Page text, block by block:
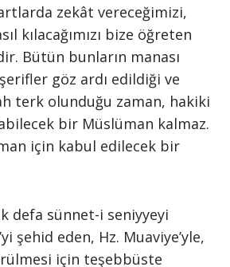
zekât vereceğimizi,
kılacağımızı bize öğreten
Bütün bunların manası
göz ardı edildiği ve
terk olunduğu zaman, hakiki
bir Müslüman kalmaz.
için kabul edilecek bir
defa sünnet-i seniyyeyi
şehid eden, Hz. Muaviye’yle,
için teşebbüste